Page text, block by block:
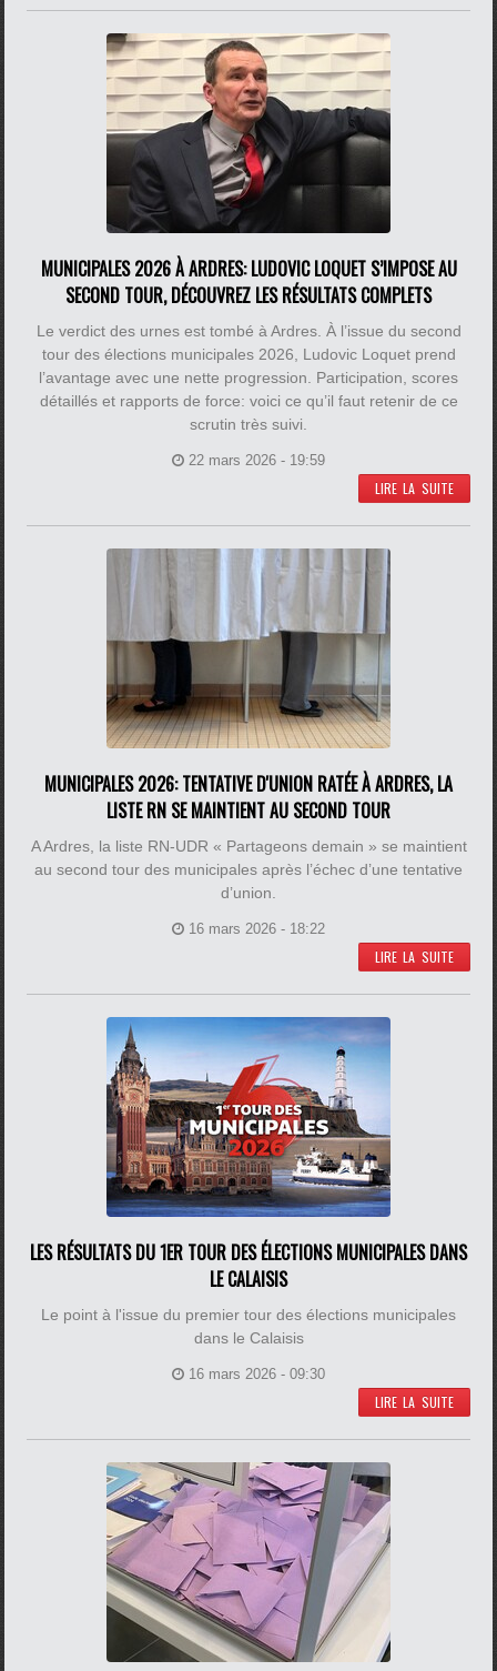
MUNICIPALES 2026 À ARDRES: LUDOVIC LOQUET S’IMPOSE AU
SECOND TOUR, DÉCOUVREZ LES RÉSULTATS COMPLETS
Le verdict des urnes est tombé à Ardres. À l’issue du second
tour des élections municipales 2026, Ludovic Loquet prend
l’avantage avec une nette progression. Participation, scores
détaillés et rapports de force: voici ce qu’il faut retenir de ce
scrutin très suivi.
22 mars 2026 - 19:59
LIRE LA SUITE
MUNICIPALES 2026: TENTATIVE D'UNION RATÉE À ARDRES, LA
LISTE RN SE MAINTIENT AU SECOND TOUR
A Ardres, la liste RN-UDR « Partageons demain » se maintient
au second tour des municipales après l’échec d’une tentative
d’union.
16 mars 2026 - 18:22
LIRE LA SUITE
LES RÉSULTATS DU 1ER TOUR DES ÉLECTIONS MUNICIPALES DANS
LE CALAISIS
Le point à l'issue du premier tour des élections municipales
dans le Calaisis
16 mars 2026 - 09:30
LIRE LA SUITE